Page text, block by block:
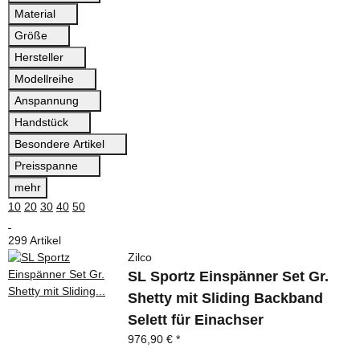
Material
Größe
Hersteller
Modellreihe
Anspannung
Handstück
Besondere Artikel
Preisspanne
mehr
10 20 30 40 50
299 Artikel
Zilco
SL Sportz Einspänner Set Gr.
Shetty mit Sliding Backband
Selett für Einachser
976,90 €*